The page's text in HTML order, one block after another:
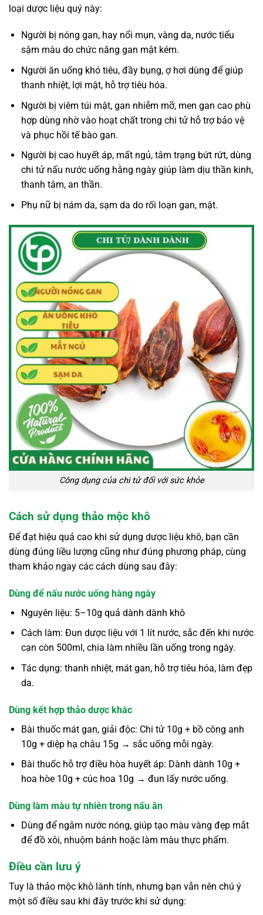
loại dược liệu quý này:
Người bị nóng gan, hay nổi mụn, vàng da, nước tiểu
sậm màu do chức năng gan mật kém.
Người ăn uống khó tiêu, đầy bụng, ợ hơi dùng để giúp
thanh nhiệt, lợi mật, hỗ trợ tiêu hóa.
Người bị viêm túi mật, gan nhiễm mỡ, men gan cao phù
hợp dùng nhờ vào hoạt chất trong chi tử hỗ trợ bảo vệ
và phục hồi tế bào gan.
Người bị cao huyết áp, mất ngủ, tâm trạng bứt rứt, dùng
chi tử nấu nước uống hằng ngày giúp làm dịu thần kinh,
thanh tâm, an thần.
Phụ nữ bị nám da, sạm da do rối loạn gan, mật.
Công dụng của chi tử đối với sức khỏe
Cách sử dụng thảo mộc khô
Để đạt hiệu quả cao khi sử dụng dược liệu khô, bạn cần
dùng đúng liều lượng cũng như đúng phương pháp, cùng
tham khảo ngay các cách dùng sau đây:
Dùng để nấu nước uống hàng ngày
Nguyên liệu: 5–10g quả dành dành khô
Cách làm: Đun dược liệu với 1 lít nước, sắc đến khi nước
cạn còn 500ml, chia làm nhiều lần uống trong ngày.
Tác dụng: thanh nhiệt, mát gan, hỗ trợ tiêu hóa, làm đẹp
da.
Dùng kết hợp thảo dược khác
Bài thuốc mát gan, giải độc: Chi tử 10g + bồ công anh
10g + diệp hạ châu 15g → sắc uống mỗi ngày.
Bài thuốc hỗ trợ điều hòa huyết áp: Dành dành 10g +
hoa hòe 10g + cúc hoa 10g → đun lấy nước uống.
Dùng làm màu tự nhiên trong nấu ăn
Dùng để ngâm nước nóng, giúp tạo màu vàng đẹp mắt
để đồ xôi, nhuộm bánh hoặc làm màu thực phẩm.
Điều cần lưu ý
Tuy là thảo mộc khô lành tính, nhưng bạn vẫn nên chú ý
một số điều sau khi đây trước khi sử dụng: